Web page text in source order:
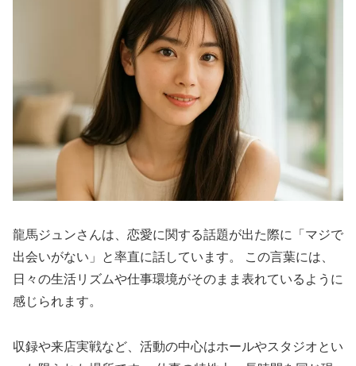
龍馬ジュンさんは、恋愛に関する話題が出た際に「マジで
出会いがない」と率直に話しています。 この言葉には、
日々の生活リズムや仕事環境がそのまま表れているように
感じられます。
収録や来店実戦など、活動の中心はホールやスタジオとい